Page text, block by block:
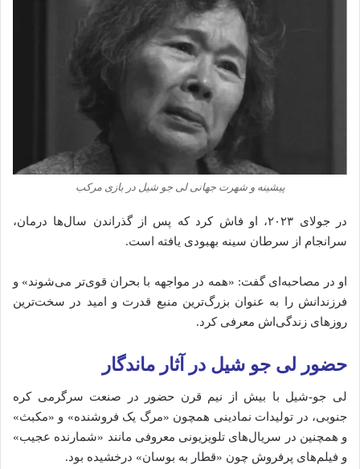
پیشینه و شهرت جهانی لی جو شیل در بازی مرکب
در جولای ۲۰۲۳، او فاش کرد که پس از گذراندن سال‌ها درمان،
سرانجام از سرطان سینه بهبودی یافته است.
او در مصاحبه‌ای گفت: «همه در مواجهه با بحران قوی‌تر می‌شوند» و
فرزندانش را به عنوان بزرگ‌ترین منبع قدرت و امید در سخت‌ترین
روزهای زندگی‌اش معرفی کرد.
حضور لی جو شیل در آثار ماندگار
لی جو-شیل با بیش از نیم قرن حضور در صنعت سرگرمی کره
جنوبی، در تولیدات نمادینی همچون «مرگ یک فروشنده» و «مکبث»
و همچنین در سریال‌های تلویزیونی معروفی مانند «شمارنده عجیب»
و فیلم‌های پرفروش چون «قطار به بوسان» درخشیده بود.